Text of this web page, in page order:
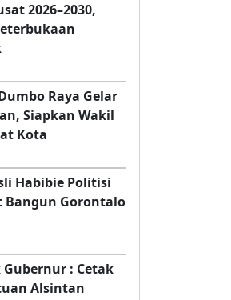
Pengukuhan
2026–2030,
Raya Gelar
Siapkan Wakil
Kota
Habibie Politisi
Gorontalo